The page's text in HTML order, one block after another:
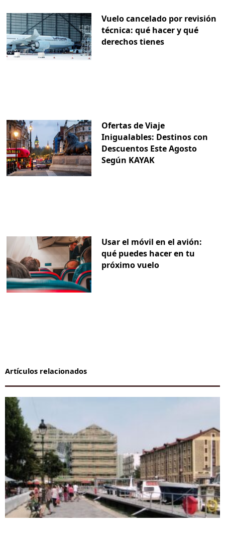
Vuelo cancelado por revisión
técnica: qué hacer y qué
derechos tienes
Ofertas de Viaje
Inigualables: Destinos con
Descuentos Este Agosto
Según KAYAK
Usar el móvil en el avión:
qué puedes hacer en tu
próximo vuelo
Artículos relacionados